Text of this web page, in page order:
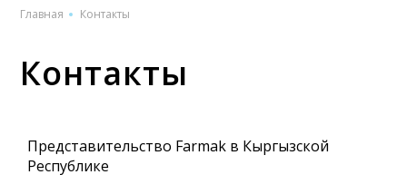
Главная Контакты
Контакты
Представительство Farmak в Кыргызской
Республике